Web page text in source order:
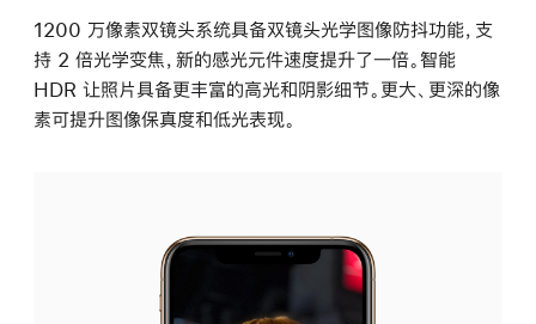
1200 万像素双镜头系统具备双镜头光学图像防抖功能，支
持 2 倍光学变焦，新的感光元件速度提升了一倍。智能
HDR 让照片具备更丰富的高光和阴影细节。更大、更深的像
素可提升图像保真度和低光表现。